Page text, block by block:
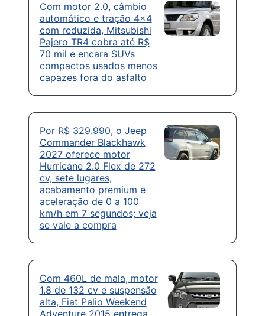
Com motor 2.0, câmbio
automático e tração 4×4
com reduzida, Mitsubishi
Pajero TR4 cobra até R$
70 mil e encara SUVs
compactos usados menos
capazes fora do asfalto
Por R$ 329.990, o Jeep
Commander Blackhawk
2027 oferece motor
Hurricane 2.0 Flex de 272
cv, sete lugares,
acabamento premium e
aceleração de 0 a 100
km/h em 7 segundos; veja
se vale a compra
Com 460L de mala, motor
1.8 de 132 cv e suspensão
alta, Fiat Palio Weekend